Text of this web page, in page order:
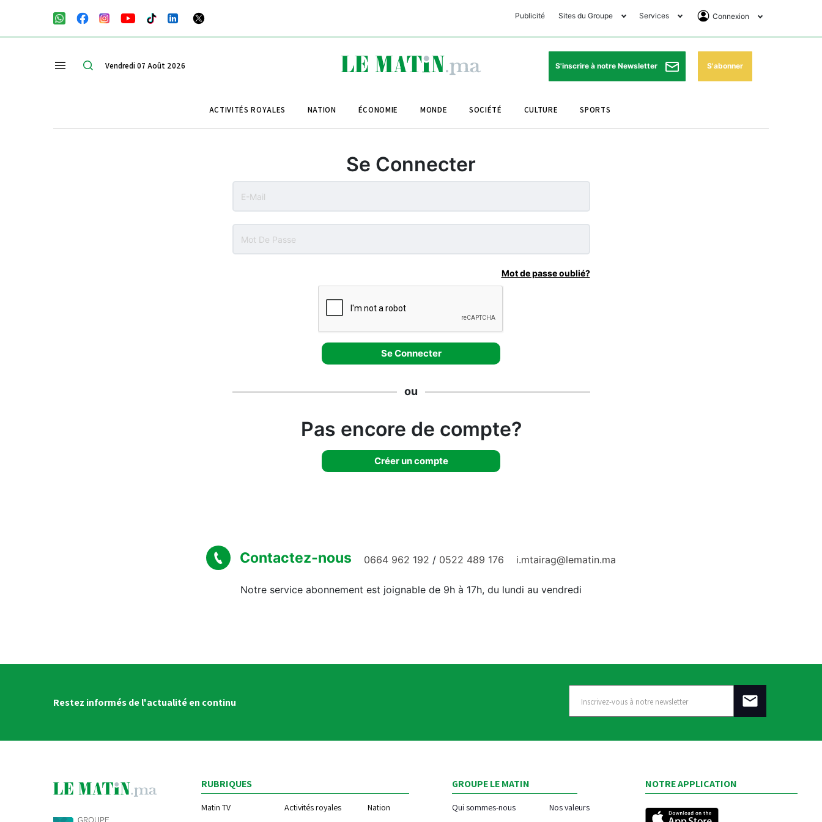
Publicité Sites du Groupe
Club Avantages
Le Matin Sports
Le Matin Store
Services
Horaires de prières
Pharmacies de garde
Programme TV
Connexion
Se Connecter
Abonnement
Vendredi 07 Août 2026 S'inscrire à notre Newsletter S'abonner
ACTIVITÉS ROYALES NATION ÉCONOMIE MONDE SOCIÉTÉ CULTURE SPORTS
Se Connecter
Mot de passe oublié?
ou
Pas encore de compte?
Créer un compte
Contactez-nous 0664 962 192 / 0522 489 176 i.mtairag@lematin.ma
Notre service abonnement est joignable de 9h à 17h, du lundi au vendredi
Restez informés de l'actualité en continu
RUBRIQUES
Matin TV Activités royales
Nation
GROUPE LE MATIN
Qui sommes-nous Nos valeurs
NOTRE APPLICATION